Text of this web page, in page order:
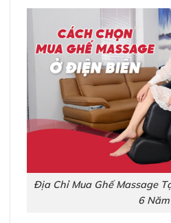
Địa Chỉ Mua Ghế Massage
6 Năm